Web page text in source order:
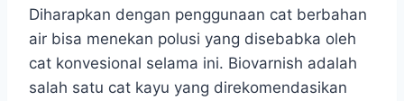
Diharapkan dengan penggunaan cat berbahan
air bisa menekan polusi yang disebabka oleh
cat konvesional selama ini. Biovarnish adalah
salah satu cat kayu yang direkomendasikan